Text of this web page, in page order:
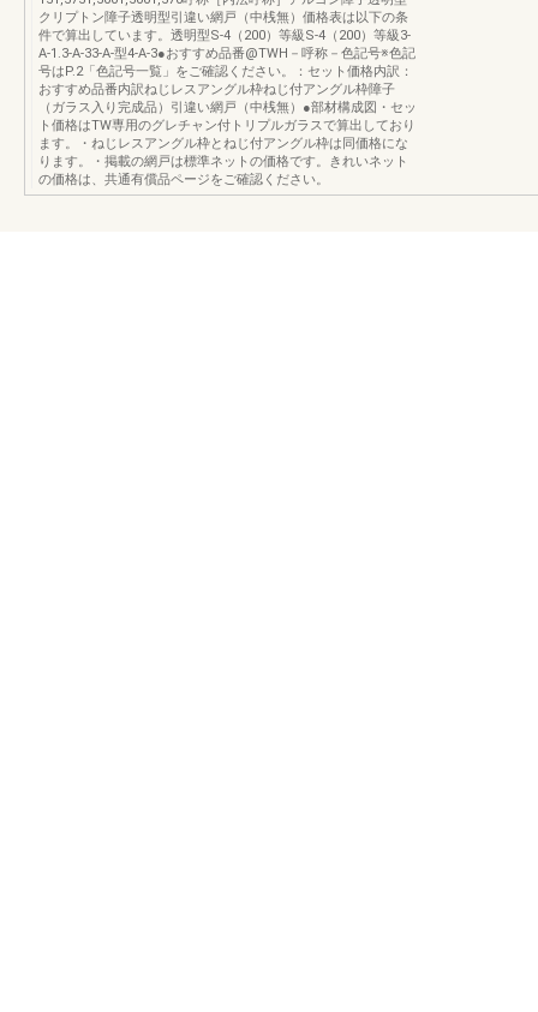
クリプトン障子透明型引違い網戸（中桟無）価格表は以下の条
件で算出しています。透明型S-4（200）等級S-4（200）等級3-
A-1.3-A-33-A-型4-A-3●おすすめ品番@TWH－呼称－色記号※色記
号はP.2「色記号一覧」をご確認ください。：セット価格内訳：
おすすめ品番内訳ねじレスアングル枠ねじ付アングル枠障子
（ガラス入り完成品）引違い網戸（中桟無）●部材構成図・セッ
ト価格はTW専用のグレチャン付トリプルガラスで算出しており
ます。・ねじレスアングル枠とねじ付アングル枠は同価格にな
ります。・掲載の網戸は標準ネットの価格です。きれいネット
の価格は、共通有償品ページをご確認ください。